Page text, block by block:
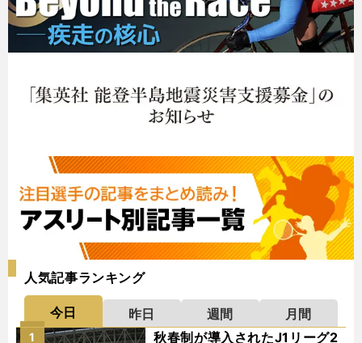
人気記事ランキング
今日 昨日 週間
月間
秋春制が導入されたJ1リーグ2
1